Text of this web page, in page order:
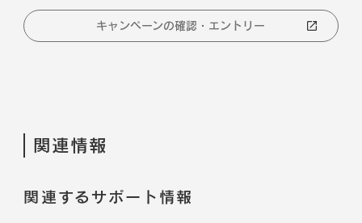
キャンペーンの確認・エントリー
関連情報
関連するサポート情報